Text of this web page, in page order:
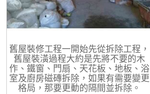
舊屋裝修工程一開始先從拆除工程，
舊屋裝潢過程大約是先將不要的木
作、鐵窗、門扇、天花板、地板、浴
室及廚房磁磚拆除，如果有需要變更
格局，那要更動的隔間並拆除。